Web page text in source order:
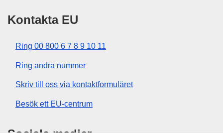
Kontakta EU
Ring 00 800 6 7 8 9 10 11
Ring andra nummer
Skriv till oss via kontaktformuläret
Besök ett EU-centrum